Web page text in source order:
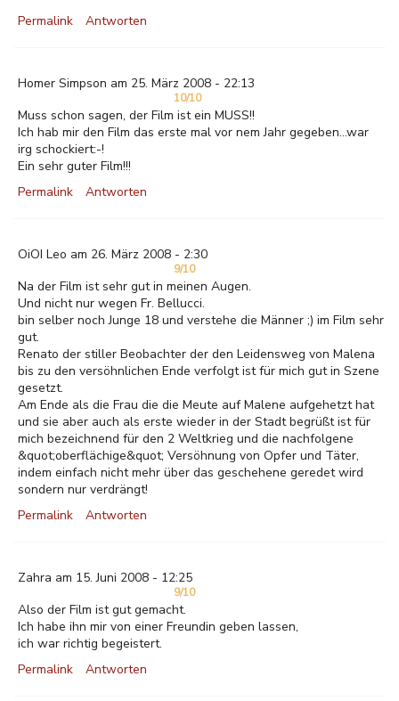
Permalink
Antworten
Homer Simpson am 25. März 2008 - 22:13
10/10
Muss schon sagen, der Film ist ein MUSS!!
Ich hab mir den Film das erste mal vor nem Jahr gegeben...war
irg schockiert:-!
Ein sehr guter Film!!!
Permalink
Antworten
OiOI Leo am 26. März 2008 - 2:30
9/10
Na der Film ist sehr gut in meinen Augen.
Und nicht nur wegen Fr. Bellucci.
bin selber noch Junge 18 und verstehe die Männer ;) im Film sehr
gut.
Renato der stiller Beobachter der den Leidensweg von Malena
bis zu den versöhnlichen Ende verfolgt ist für mich gut in Szene
gesetzt.
Am Ende als die Frau die die Meute auf Malene aufgehetzt hat
und sie aber auch als erste wieder in der Stadt begrüßt ist für
mich bezeichnend für den 2 Weltkrieg und die nachfolgene
&quot;oberflächige&quot; Versöhnung von Opfer und Täter,
indem einfach nicht mehr über das geschehene geredet wird
sondern nur verdrängt!
Permalink
Antworten
Zahra am 15. Juni 2008 - 12:25
9/10
Also der Film ist gut gemacht.
Ich habe ihn mir von einer Freundin geben lassen,
ich war richtig begeistert.
Permalink
Antworten